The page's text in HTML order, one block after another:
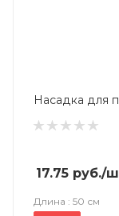
Насадка для
17.75 руб./
Длина : 50 см